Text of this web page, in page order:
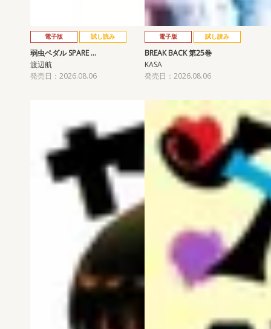
電子版 試し読み
弱虫ペダル SPARE …
渡辺航
発売日：2026.08.06
電子版 試し読み
BREAK BACK 第25巻
KASA
発売日：2026.08.06